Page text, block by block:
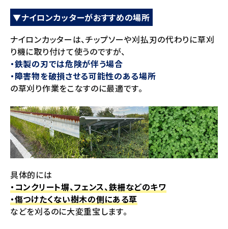
▼ナイロンカッターがおすすめの場所
ナイロンカッターは、チップソーや刈払刃の代わりに草刈
り機に取り付けて使うのですが、
・鉄製の刃では危険が伴う場合
・障害物を破損させる可能性のある場所
の草刈り作業をこなすのに最適です。
具体的には
・コンクリート塀、フェンス、鉄柵などのキワ
・傷つけたくない樹木の側にある草
などを刈るのに大変重宝します。